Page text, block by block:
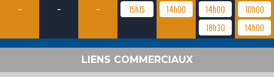
-
- - 15h15 14h00
14h00
18h30
10h00
14h00
LIENS COMMERCIAUX